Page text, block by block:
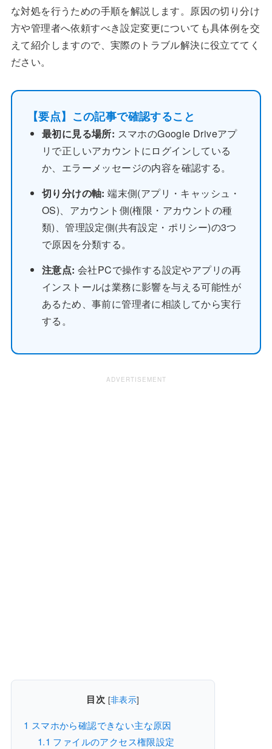
な対処を行うための手順を解説します。原因の切り分け
方や管理者へ依頼すべき設定変更についても具体例を交
えて紹介しますので、実際のトラブル解決に役立ててく
ださい。
【要点】この記事で確認すること
最初に見る場所: スマホのGoogle Driveアプ
リで正しいアカウントにログインしている
か、エラーメッセージの内容を確認する。
切り分けの軸: 端末側(アプリ・キャッシュ・
OS)、アカウント側(権限・アカウントの種
類)、管理設定側(共有設定・ポリシー)の3つ
で原因を分類する。
注意点: 会社PCで操作する設定やアプリの再
インストールは業務に影響を与える可能性が
あるため、事前に管理者に相談してから実行
する。
ADVERTISEMENT
目次 [非表示]
1 スマホから確認できない主な原因
1.1 ファイルのアクセス権限設定